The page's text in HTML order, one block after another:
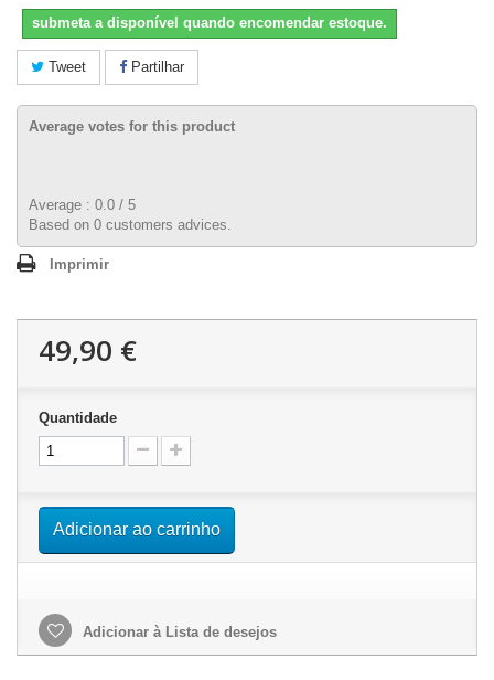
submeta a disponível quando encomendar estoque.
Tweet Partilhar
Average votes for this product
Average : 0.0 / 5
Based on 0 customers advices.
Imprimir
49,90 €
Quantidade
Adicionar ao carrinho
Adicionar à Lista de desejos